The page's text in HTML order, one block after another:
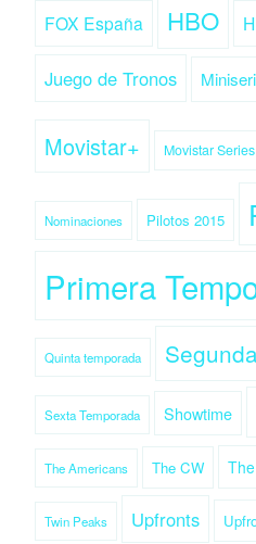
FOX España HBO
Juego de Tronos
Movistar+ Movistar Series
Nominaciones Pilotos 2015
Primera
Quinta temporada
Sexta Temporada Showtime
The Americans The CW
Twin Peaks Upfronts